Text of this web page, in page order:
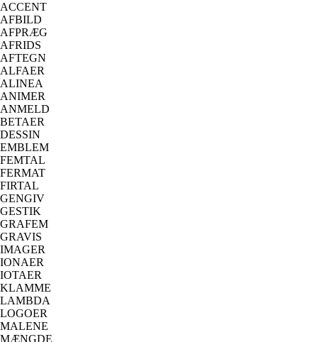
ACCENT
AFBILD
AFPRÆG
AFRIDS
AFTEGN
ALFAER
ALINEA
ANIMER
ANMELD
BETAER
DESSIN
EMBLEM
FEMTAL
FERMAT
FIRTAL
GENGIV
GESTIK
GRAFEM
GRAVIS
IMAGER
IONAER
IOTAER
KLAMME
LAMBDA
LOGOER
MALENE
MÆNGDE